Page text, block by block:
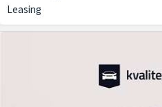
Leasing